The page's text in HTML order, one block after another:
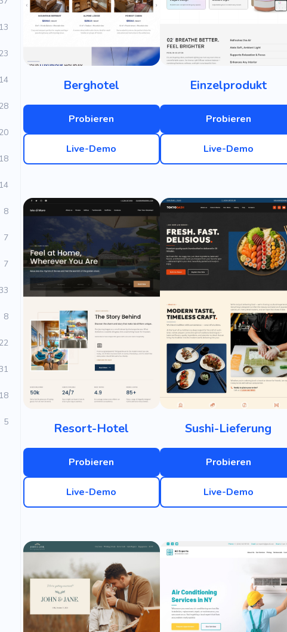
13
23
14
28
20
18
14
8
7
7
8
22
18
5
Berghotel
Probieren
Live-Demo
Einzelprodukt
Probieren
Live-Demo
Resort-Hotel
Probieren
Live-Demo
Sushi-Lieferung
Probieren
Live-Demo